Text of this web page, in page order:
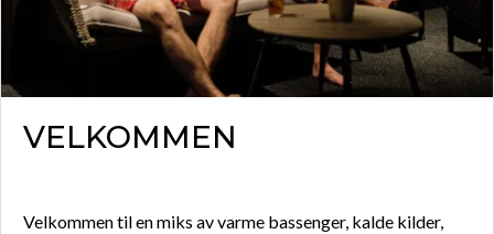
VELKOMMEN
Velkommen til en miks av varme bassenger, kalde kilder,